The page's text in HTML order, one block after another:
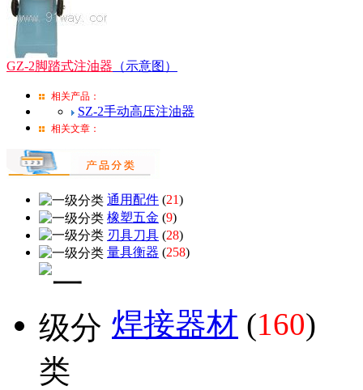
GZ-2脚踏式注油器 （示意图）
相关产品：
SZ-2手动高压注油器
相关文章：
通用配件 (21)
橡塑五金 (9)
刃具刀具 (28)
量具衡器 (258)
焊接器材 (160)